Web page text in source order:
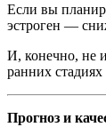
Если вы
эстроген —
И, конечно, не
ранних
Прогноз и